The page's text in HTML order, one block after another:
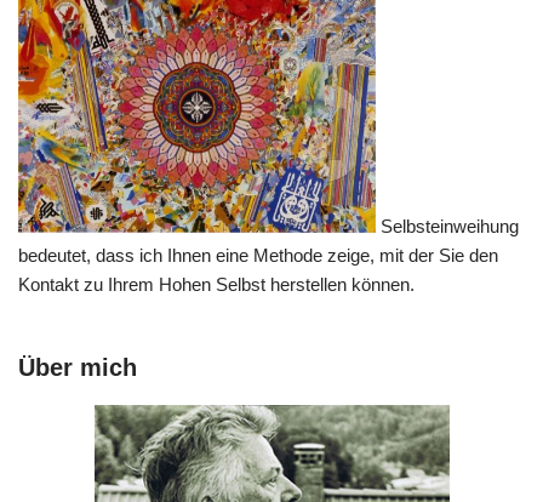
Selbsteinweihung
bedeutet, dass ich Ihnen eine Methode zeige, mit der Sie den
Kontakt zu Ihrem Hohen Selbst herstellen können.
Über mich